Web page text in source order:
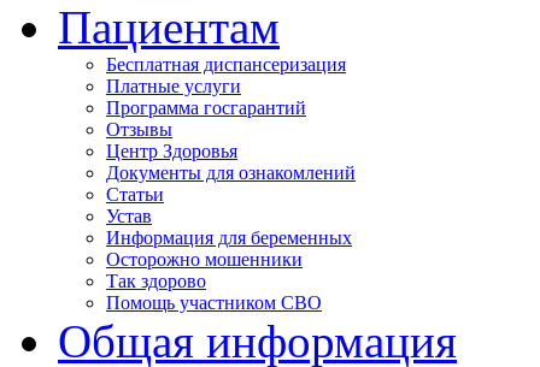
Пациентам
Бесплатная диспансеризация
Платные услуги
Программа госгарантий
Отзывы
Центр Здоровья
Документы для ознакомлений
Статьи
Устав
Информация для беременных
Осторожно мошенники
Так здорово
Помощь участником СВО
Общая информация